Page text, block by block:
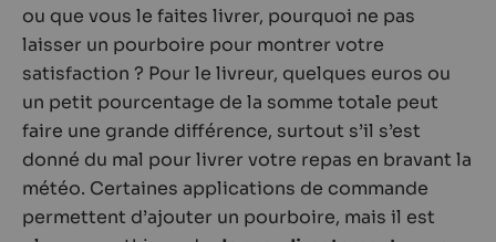
ou que vous le faites livrer, pourquoi ne pas
laisser un pourboire pour montrer votre
satisfaction ? Pour le livreur, quelques euros ou
un petit pourcentage de la somme totale peut
faire une grande différence, surtout s’il s’est
donné du mal pour livrer votre repas en bravant la
météo. Certaines applications de commande
permettent d’ajouter un pourboire, mais il est